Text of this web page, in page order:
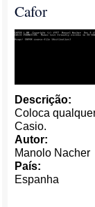
Cafor
Descrição:
Coloca
Casio.
Autor:
Manolo Nacher
País:
Espanha